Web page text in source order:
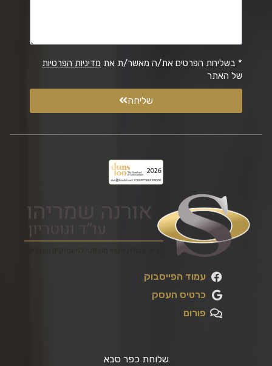
* בשליחת הפרטים את/ה מאשר/ת את מדיניות הפרטיות
של האתר
שליחה
עמוד הפייסבוק
כרטיס העסק
פורום
שלוחת כפר סבא